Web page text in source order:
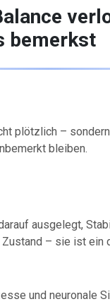
bemerkst
plötzlich –
bleiben.
ausgelegt,
– sie ist ein
und neuronale